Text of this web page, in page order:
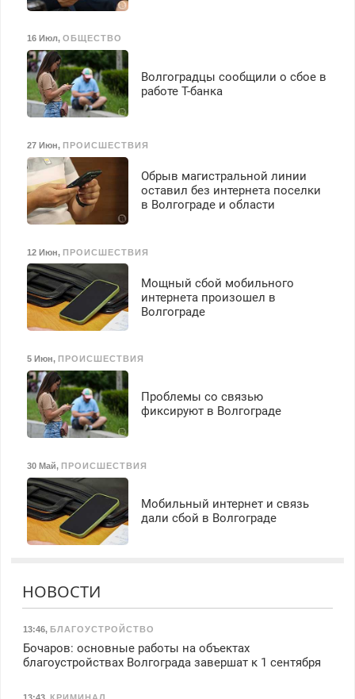
16 Июл, ОБЩЕСТВО
Волгоградцы сообщили о сбое в
работе Т-банка
27 Июн, ПРОИСШЕСТВИЯ
Обрыв магистральной линии
оставил без интернета поселки
в Волгограде и области
12 Июн, ПРОИСШЕСТВИЯ
Мощный сбой мобильного
интернета произошел в
Волгограде
5 Июн, ПРОИСШЕСТВИЯ
Проблемы со связью
фиксируют в Волгограде
30 Май, ПРОИСШЕСТВИЯ
Мобильный интернет и связь
дали сбой в Волгограде
НОВОСТИ
13:46, БЛАГОУСТРОЙСТВО
Бочаров: основные работы на объектах
благоустройствах Волгограда завершат к 1 сентября